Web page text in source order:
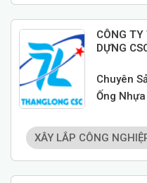
CÔNG
DỰNG
XÂY LẮP CÔNG
Chuyên
Ống